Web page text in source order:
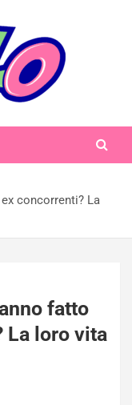
concorrenti? La
fatto
La loro vita